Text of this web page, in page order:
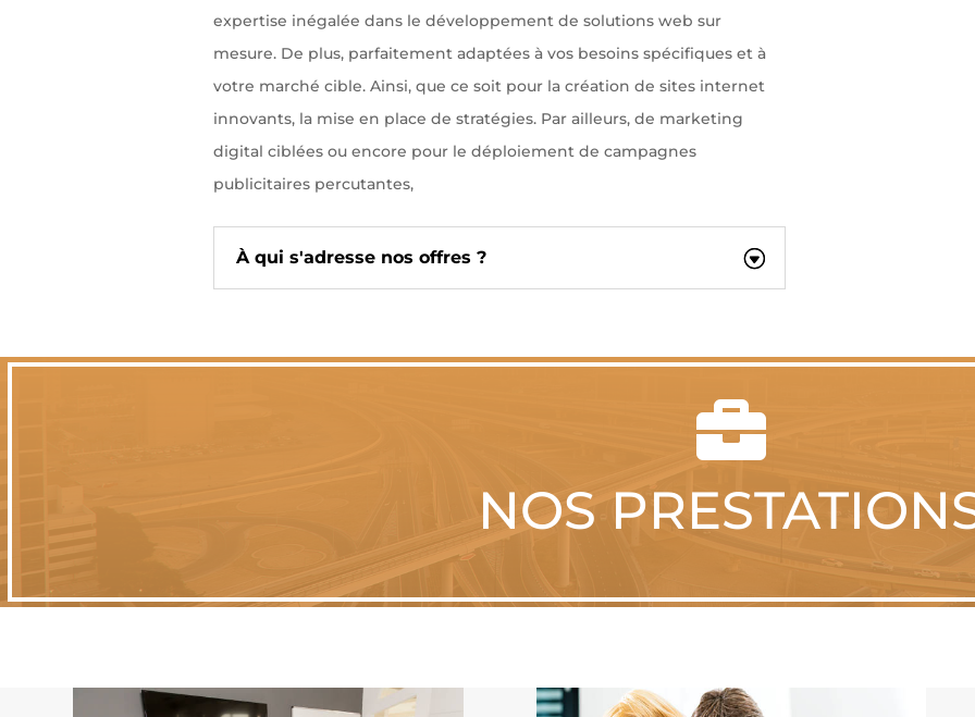
expertise inégalée dans le développement de solutions web sur
mesure. De plus, parfaitement adaptées à vos besoins spécifiques et à
votre marché cible. Ainsi, que ce soit pour la création de sites internet
innovants, la mise en place de stratégies. Par ailleurs, de marketing
digital ciblées ou encore pour le déploiement de campagnes
publicitaires percutantes,
À qui s'adresse nos offres ?

NOS